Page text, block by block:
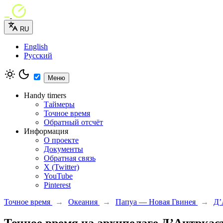
RU
English
Русский
Меню
Handy timers
Таймеры
Точное время
Обратный отсчёт
Информация
О проекте
Документы
Обратная связь
X (Twitter)
YouTube
Pinterest
Точное время
→ Океания → Папуа — Новая Гвинея →